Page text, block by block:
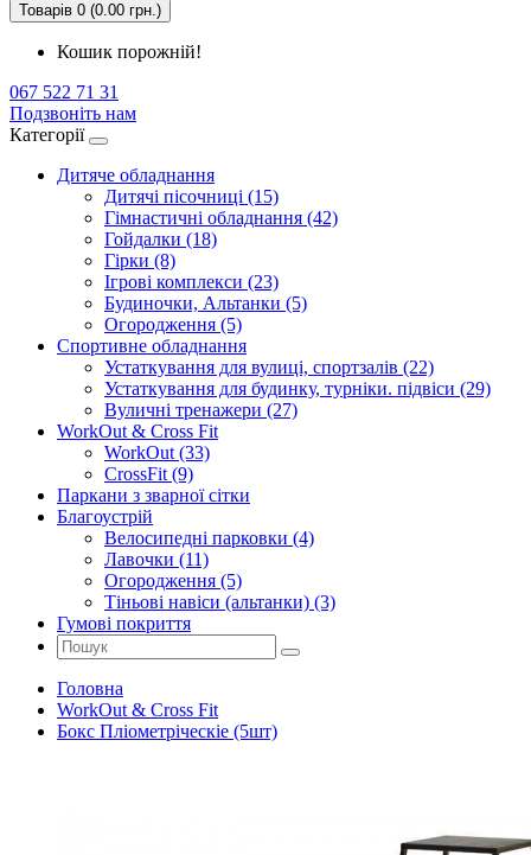
Товарів 0 (0.00 грн.)
Кошик порожній!
067 522 71 31
Подзвоніть нам
Категорії
Дитяче обладнання
Дитячі пісочниці (15)
Гімнастичні обладнання (42)
Гойдалки (18)
Гірки (8)
Ігрові комплекси (23)
Будиночки, Альтанки (5)
Огородження (5)
Спортивне обладнання
Устаткування для вулиці, спортзалів (22)
Устаткування для будинку, турніки. підвіси (29)
Вуличні тренажери (27)
WorkOut & Cross Fit
WorkOut (33)
CrossFit (9)
Паркани з зварної сітки
Благоустрій
Велосипедні парковки (4)
Лавочки (11)
Огородження (5)
Тіньові навіси (альтанки) (3)
Гумові покриття
Головна
WorkOut & Cross Fit
Бокс Пліометріческіе (5шт)